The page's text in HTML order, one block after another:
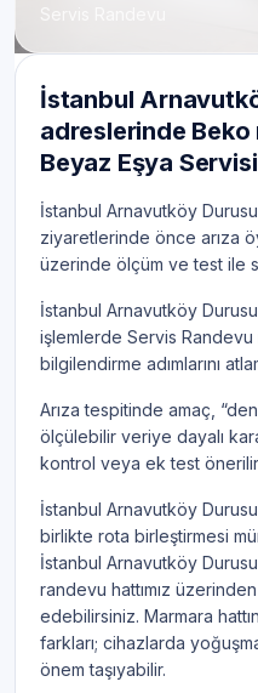
İstanbul
adreslerinde
Beyaz Eşya
İstanbul Arnavutköy
ziyaretlerinde önce arıza
üzerinde ölçüm ve test ile
İstanbul Arnavutköy
işlemlerde Servis
bilgilendirme adımlarını
Arıza tespitinde amaç,
ölçülebilir veriye dayalı
kontrol veya ek test
İstanbul Arnavutköy
birlikte rota birleştirmesi
İstanbul Arnavutköy
randevu hattımız
edebilirsiniz. Marmara
farkları; cihazlarda
önem taşıyabilir.